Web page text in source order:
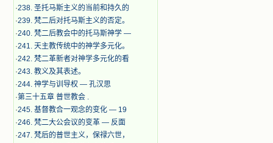
·238. 圣托马斯主义的当前和持久的
·239. 梵二后对托马斯主义的否定。
·240. 梵二后教会中的托马斯神学 —
·241. 天主教传统中的神学多元化。
·242. 梵二革新者对神学多元化的看
·243. 教义及其表述。
·244. 神学与训导权 — 孔汉思
·第三十五章 普世教会 .
·245. 基督教合一观念的变化 — 19
·246. 梵二大公会议的变革 — 反面
·247. 梵后的普世主义，保禄六世，